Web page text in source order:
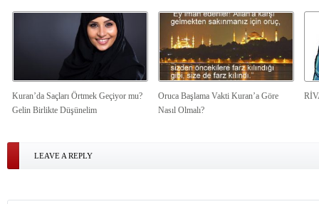
Kuran’da Saçları Örtmek Geçiyor mu?
Gelin Birlikte Düşünelim
Oruca Başlama Vakti Kuran’a Göre
Nasıl Olmalı?
LEAVE A REPLY